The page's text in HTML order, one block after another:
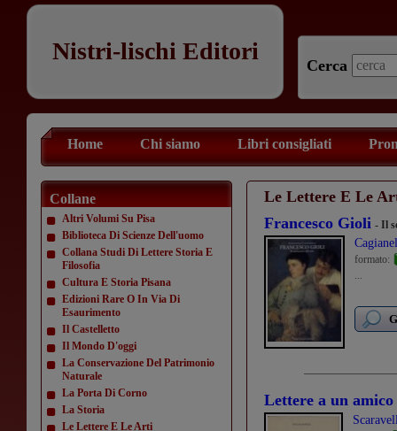
Nistri-lischi Editori
Cerca
Home Chi siamo Libri consigliati
Collane
Altri Volumi Su Pisa
Biblioteca Di Scienze Dell'uomo
Collana Studi Di Lettere Storia E
Filosofia
Cultura E Storia Pisana
Edizioni Rare O In Via Di
Esaurimento
Il Castelletto
Il Mondo D'oggi
La Conservazione Del Patrimonio
Naturale
La Porta Di Corno
La Storia
Le Lettere E Le Arti
Le Lettere E Le
Francesco Gioli - Il
formato:
...
Lettere a un